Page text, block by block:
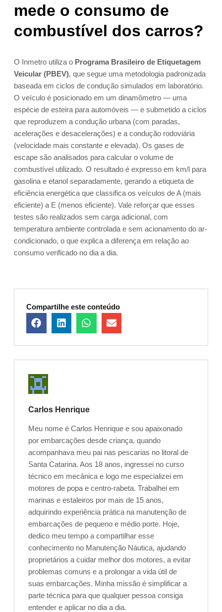
mede o consumo de
combustível dos carros?
O Inmetro utiliza o Programa Brasileiro de Etiquetagem
Veicular (PBEV), que segue uma metodologia padronizada
baseada em ciclos de condução simulados em laboratório.
O veículo é posicionado em um dinamômetro — uma
espécie de esteira para automóveis — e submetido a ciclos
que reproduzem a condução urbana (com paradas,
acelerações e desacelerações) e a condução rodoviária
(velocidade mais constante e elevada). Os gases de
escape são analisados para calcular o volume de
combustível utilizado. O resultado é expresso em km/l para
gasolina e etanol separadamente, gerando a etiqueta de
eficiência energética que classifica os veículos de A (mais
eficiente) a E (menos eficiente). Vale reforçar que esses
testes são realizados sem carga adicional, com
temperatura ambiente controlada e sem acionamento do ar-
condicionado, o que explica a diferença em relação ao
consumo verificado no dia a dia.
Compartilhe este conteúdo
Carlos Henrique
Meu nome é Carlos Henrique e sou apaixonado
por embarcações desde criança, quando
acompanhava meu pai nas pescarias no litoral de
Santa Catarina. Aos 18 anos, ingressei no curso
técnico em mecânica e logo me especializei em
motores de popa e centro-rabeta. Trabalhei em
marinas e estaleiros por mais de 15 anos,
adquirindo experiência prática na manutenção de
embarcações de pequeno e médio porte. Hoje,
dedico meu tempo a compartilhar esse
conhecimento no Manutenção Náutica, ajudando
proprietários a cuidar melhor dos motores, a evitar
problemas comuns e a prolongar a vida útil de
suas embarcações. Minha missão é simplificar a
parte técnica para que qualquer pessoa consiga
entender e aplicar no dia a dia.